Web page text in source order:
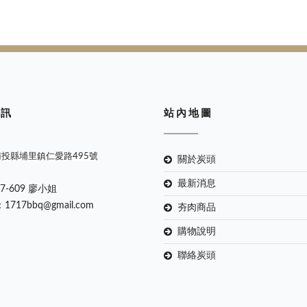
縣埔里鎮仁愛路495號
609 廖小姐
1717bbq@gmail.com
站 內 地 圖
關於炭頭
最新消息
夯肉商品
購物說明
聯絡炭頭